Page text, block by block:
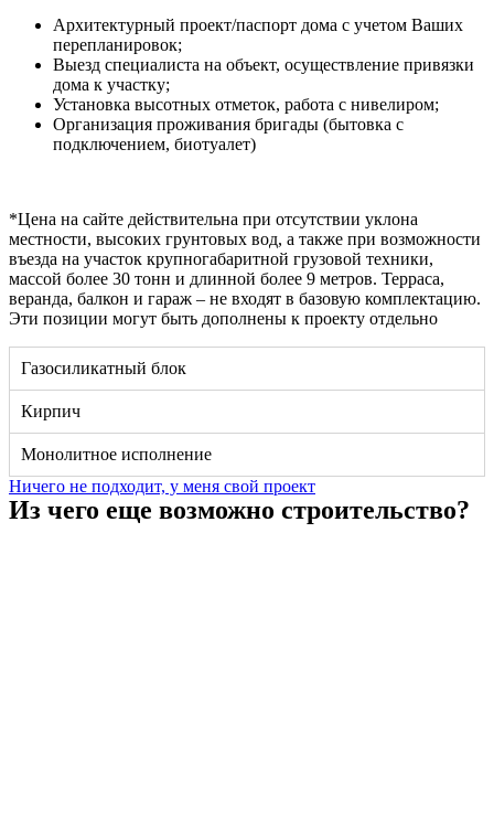
Архитектурный проект/паспорт дома с учетом Ваших
перепланировок;
Выезд специалиста на объект, осуществление привязки
дома к участку;
Установка высотных отметок, работа с нивелиром;
Организация проживания бригады (бытовка с
подключением, биотуалет)
*Цена на сайте действительна при отсутствии уклона
местности, высоких грунтовых вод, а также при возможности
въезда на участок крупногабаритной грузовой техники,
массой более 30 тонн и длинной более 9 метров. Терраса,
веранда, балкон и гараж – не входят в базовую комплектацию.
Эти позиции могут быть дополнены к проекту отдельно
Газосиликатный блок
Кирпич
Монолитное исполнение
Ничего не подходит, у меня свой проект
Из чего еще возможно строительство?